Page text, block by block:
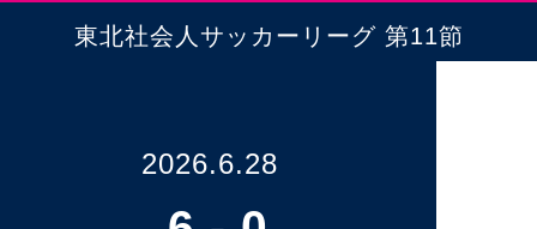
東北社会人サッカーリーグ 第11節
2026.6.28